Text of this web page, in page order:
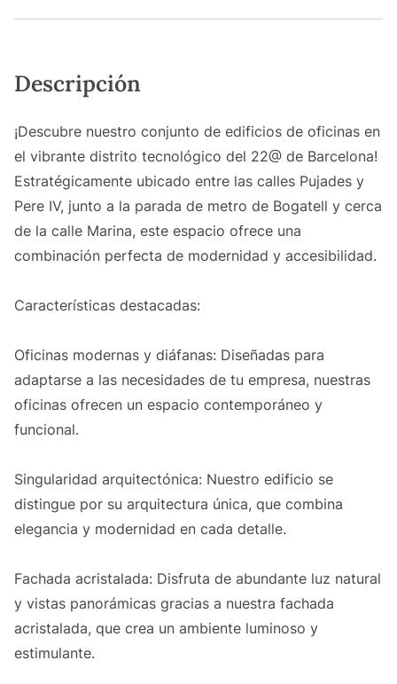
Descripción
¡Descubre nuestro conjunto de edificios de oficinas en
el vibrante distrito tecnológico del 22@ de Barcelona!
Estratégicamente ubicado entre las calles Pujades y
Pere IV, junto a la parada de metro de Bogatell y cerca
de la calle Marina, este espacio ofrece una
combinación perfecta de modernidad y accesibilidad.
Características destacadas:
Oficinas modernas y diáfanas: Diseñadas para
adaptarse a las necesidades de tu empresa, nuestras
oficinas ofrecen un espacio contemporáneo y
funcional.
Singularidad arquitectónica: Nuestro edificio se
distingue por su arquitectura única, que combina
elegancia y modernidad en cada detalle.
Fachada acristalada: Disfruta de abundante luz natural
y vistas panorámicas gracias a nuestra fachada
acristalada, que crea un ambiente luminoso y
estimulante.